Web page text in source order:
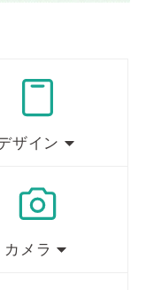
ザイン
カメラ